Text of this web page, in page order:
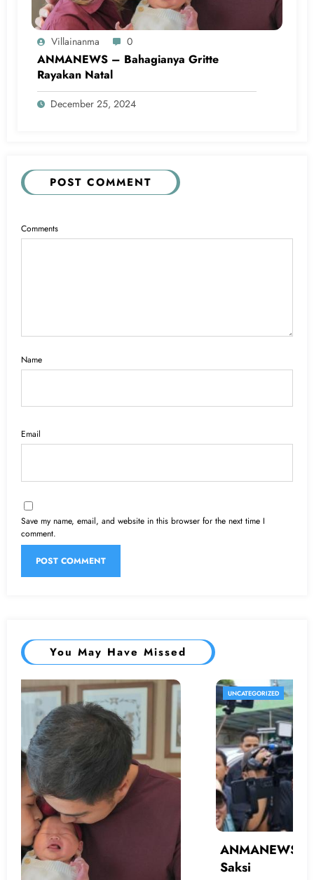
Villainanma 0
ANMANEWS – Bahagianya Gritte
Rayakan Natal
December 25, 2024
POST COMMENT
Comments
Name
Email
Save my name, email, and website in this browser for the next time I
comment.
You May Have Missed
UNCATEGORIZED
ANMANEWS – Alasan Baim Bawa Banyak
Saksi